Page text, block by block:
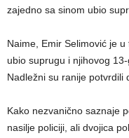
zajedno sa sinom ubio
Naime, Emir Selimović je
ubio suprugu i njihovog
Nadležni su ranije potvrdili
Kako nezvanično saznaje
nasilje policiji, ali dvojica